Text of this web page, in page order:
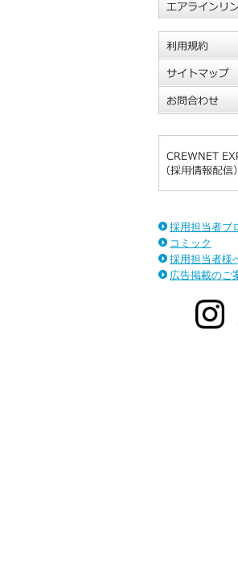
採用担当者ブ
コミック
採用担当者様
広告掲載のご